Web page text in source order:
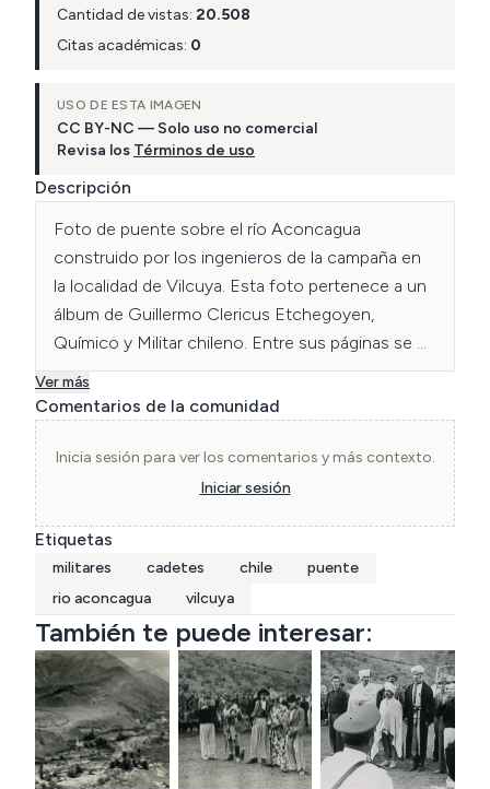
Cantidad de vistas: 20.508
Citas académicas: 0
USO DE ESTA IMAGEN
CC BY-NC — Solo uso no comercial
Revisa los Términos de uso
Descripción
Foto de puente sobre el río Aconcagua
construido por los ingenieros de la campaña en
la localidad de Vilcuya. Esta foto pertenece a un
álbum de Guillermo Clericus Etchegoyen,
Químico y Militar chileno. Entre sus páginas se
retratan varias actividades de cadetes de la
Escuela Militar en distintas campañas a lo largo
del país durante los años 40s.
Ver más
Comentarios de la comunidad
Inicia sesión para ver los comentarios y más contexto.
Iniciar sesión
Etiquetas
militares cadetes chile
puente
rio aconcagua
vilcuya
También te puede interesar: